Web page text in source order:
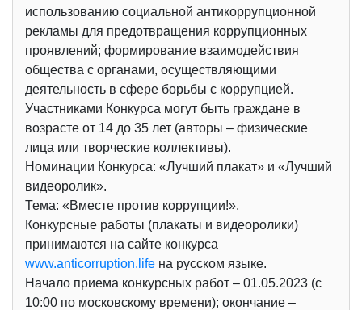
использованию социальной антикоррупционной
рекламы для предотвращения коррупционных
проявлений; формирование взаимодействия
общества с органами, осуществляющими
деятельность в сфере борьбы с коррупцией.
Участниками Конкурса могут быть граждане в
возрасте от 14 до 35 лет (авторы – физические
лица или творческие коллективы).
Номинации Конкурса: «Лучший плакат» и «Лучший
видеоролик».
Тема: «Вместе против коррупции!».
Конкурсные работы (плакаты и видеоролики)
принимаются на сайте конкурса
www.anticorruption.life на русском языке.
Начало приема конкурсных работ – 01.05.2023 (с
10:00 по московскому времени); окончание –